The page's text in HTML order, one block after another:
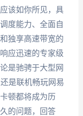
该如你所见，具
度能力、全面自
独享高速带宽的
应迅速的专家级
是驰骋于大型网
是联机畅玩网易
顿都将成为历
的问题，回答